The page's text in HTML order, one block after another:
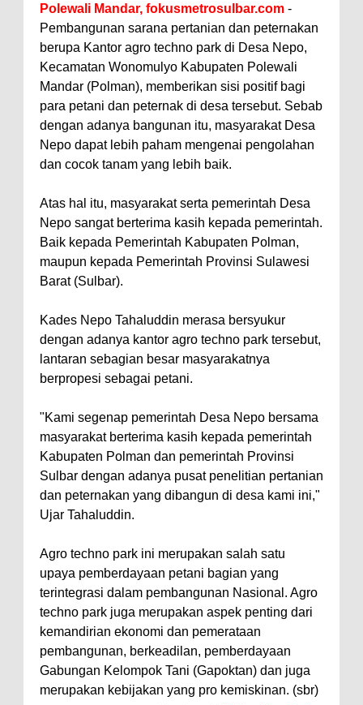
Polewali Mandar, fokusmetrosulbar.com -
Pembangunan sarana pertanian dan peternakan
berupa Kantor agro techno park di Desa Nepo,
Kecamatan Wonomulyo Kabupaten Polewali
Mandar (Polman), memberikan sisi positif bagi
para petani dan peternak di desa tersebut. Sebab
dengan adanya bangunan itu, masyarakat Desa
Nepo dapat lebih paham mengenai pengolahan
dan cocok tanam yang lebih baik.
Atas hal itu, masyarakat serta pemerintah Desa
Nepo sangat berterima kasih kepada pemerintah.
Baik kepada Pemerintah Kabupaten Polman,
maupun kepada Pemerintah Provinsi Sulawesi
Barat (Sulbar).
Kades Nepo Tahaluddin merasa bersyukur
dengan adanya kantor agro techno park tersebut,
lantaran sebagian besar masyarakatnya
berpropesi sebagai petani.
"Kami segenap pemerintah Desa Nepo bersama
masyarakat berterima kasih kepada pemerintah
Kabupaten Polman dan pemerintah Provinsi
Sulbar dengan adanya pusat penelitian pertanian
dan peternakan yang dibangun di desa kami ini,"
Ujar Tahaluddin.
Agro techno park ini merupakan salah satu
upaya pemberdayaan petani bagian yang
terintegrasi dalam pembangunan Nasional. Agro
techno park juga merupakan aspek penting dari
kemandirian ekonomi dan pemerataan
pembangunan, berkeadilan, pemberdayaan
Gabungan Kelompok Tani (Gapoktan) dan juga
merupakan kebijakan yang pro kemiskinan. (sbr)